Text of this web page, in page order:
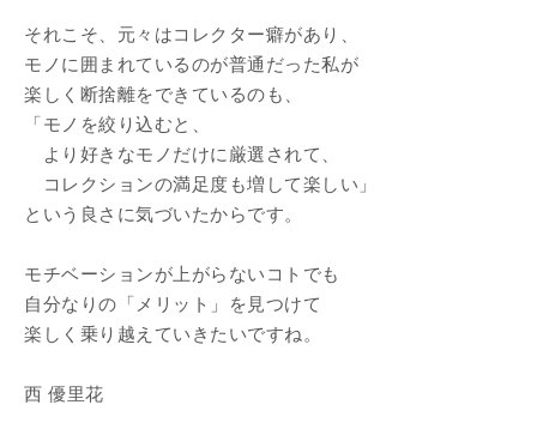
それこそ、元々はコレクター癖があり、
モノに囲まれているのが普通だった私が
楽しく断捨離をできているのも、
「モノを絞り込むと、
より好きなモノだけに厳選されて、
コレクションの満足度も増して楽しい」
という良さに気づいたからです。
モチベーションが上がらないコトでも
自分なりの「メリット」を見つけて
楽しく乗り越えていきたいですね。
西 優里花